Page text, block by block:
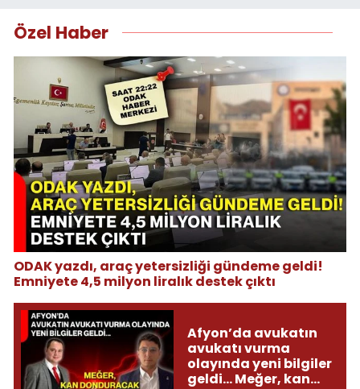
Özel Haber
ODAK yazdı, araç yetersizliği gündeme geldi!
Emniyete 4,5 milyon liralık destek çıktı
Afyon’da avukatın
avukatı vurma
olayında yeni bilgiler
geldi... Meğer, kan